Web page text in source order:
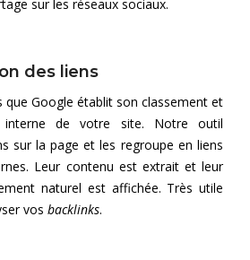
sur les réseaux sociaux.
des liens
que Google établit son classement et
interne de votre site. Notre outil
sur la page et les regroupe en liens
Leur contenu est extrait et leur
naturel est affichée. Très utile
vos backlinks.